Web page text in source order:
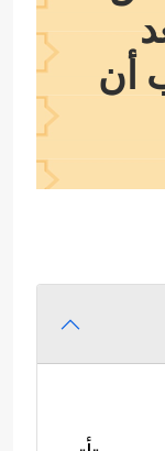
أن